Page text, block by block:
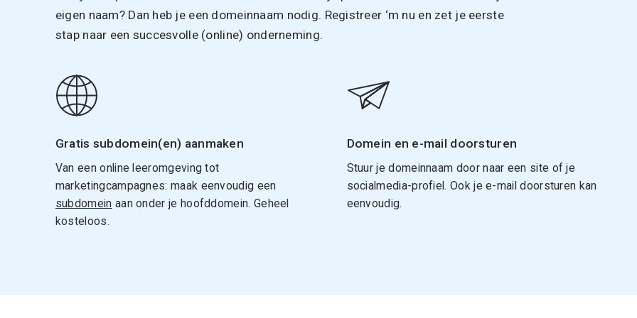
eigen naam? Dan heb je een domeinnaam nodig. Registreer ‘m nu en zet je eerste
stap naar een succesvolle (online) onderneming.
Gratis subdomein(en) aanmaken
Van een online leeromgeving tot
marketingcampagnes: maak eenvoudig een
subdomein aan onder je hoofddomein. Geheel
kosteloos.
Domein en e-mail doorsturen
Stuur je domeinnaam door naar een site of je
socialmedia-profiel. Ook je e-mail doorsturen kan
eenvoudig.